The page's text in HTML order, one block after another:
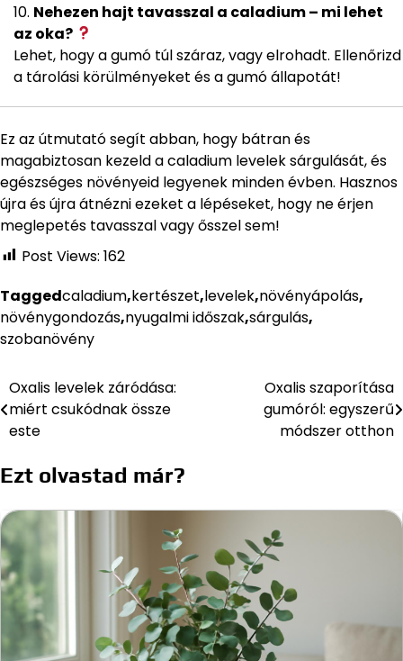
Nehezen hajt tavasszal a caladium – mi lehet
az oka?
Lehet, hogy a gumó túl száraz, vagy elrohadt. Ellenőrizd
a tárolási körülményeket és a gumó állapotát!
Ez az útmutató segít abban, hogy bátran és
magabiztosan kezeld a caladium levelek sárgulását, és
egészséges növényeid legyenek minden évben. Hasznos
újra és újra átnézni ezeket a lépéseket, hogy ne érjen
meglepetés tavasszal vagy ősszel sem!
Post Views: 162
Taggedcaladium,kertészet,levelek,növényápolás,
növénygondozás,nyugalmi időszak,sárgulás,
szobanövény
Bejegyzés
navigáció
Oxalis levelek záródása:
miért csukódnak össze
este
Oxalis szaporítása
gumóról: egyszerű
módszer otthon
Ezt olvastad már?